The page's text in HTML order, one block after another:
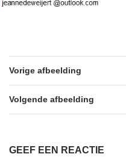
Vorige afbeelding
Volgende afbeelding
GEEF EEN REACTIE